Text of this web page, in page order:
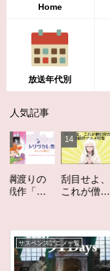
Home
放送年代別
人気記事
の
ト
刮目せよ、
これが僧侶
メ」特集ア
ニメコラム
サスペンスアニメ一覧